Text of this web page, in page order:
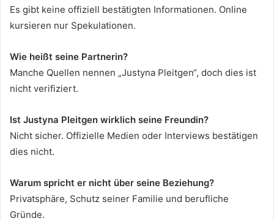
Es gibt keine offiziell bestätigten Informationen. Online
kursieren nur Spekulationen.
Wie heißt seine Partnerin?
Manche Quellen nennen „Justyna Pleitgen“, doch dies ist
nicht verifiziert.
Ist Justyna Pleitgen wirklich seine Freundin?
Nicht sicher. Offizielle Medien oder Interviews bestätigen
dies nicht.
Warum spricht er nicht über seine Beziehung?
Privatsphäre, Schutz seiner Familie und berufliche
Gründe.